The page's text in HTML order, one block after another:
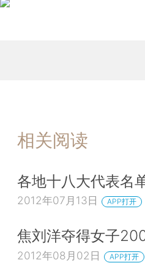
相关阅读
各地十八大代表名
2012年07月13日 APP打开
焦刘洋夺得女子
2012年08月02日 APP打开